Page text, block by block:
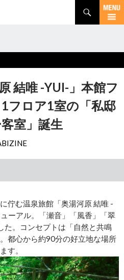
結唯 -YUI-」本館フ
フロア1室の「私邸
室」誕生
佇む温泉旅館「奥湯河原 結唯 -
ーアル。「瀬音」「風香」「翠
た。コンセプトは「自然と共鳴
都心から約90分の好立地な場所
す。